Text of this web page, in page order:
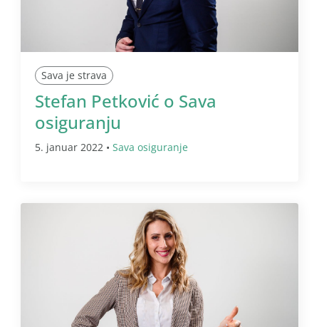
Sava je strava
Stefan Petković o Sava
osiguranju
5. januar 2022 • Sava osiguranje